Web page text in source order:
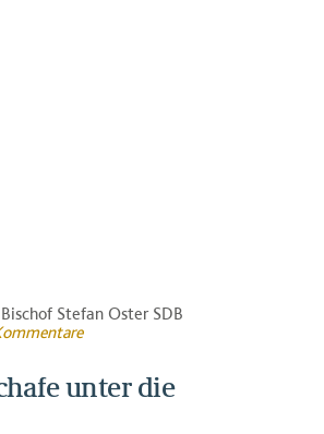
Stefan Oster SDB
unter die